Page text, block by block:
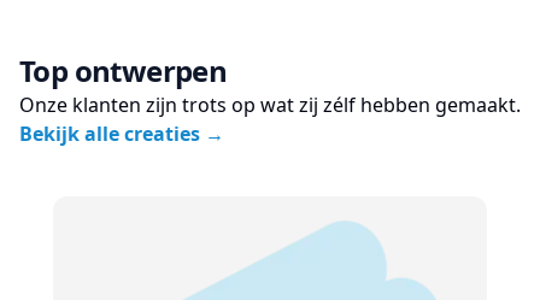
Top ontwerpen
Onze klanten zijn trots op wat zij zélf hebben gemaakt.
Bekijk alle creaties →